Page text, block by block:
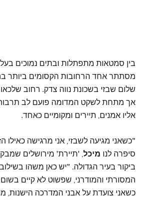
בין סמטאות מתפתלות ובתים נמוכים
מסתתר אחד הרחובות הקסומים ביותר
שלום שבזי בשכונת נווה צדק. רחוב
אך מתחת לשקט המדומה פועם לב
אליו אמנים, תיירים ומקומיים כאחד.
"כשאני מגיעה לשבזי, אני מרגישה כאילו
סיפרה לנו מיכל , 'תיירת' מירושלים
ביקור בעיר הגדולה. "יש כאן משהו
המסורתי והמודרני, שפשוט לא קיים
כשאני צועדת על אבני המדרכה הישנות,